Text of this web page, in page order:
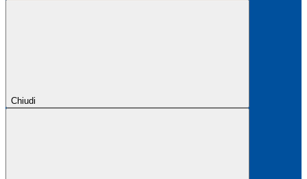
Chiudi